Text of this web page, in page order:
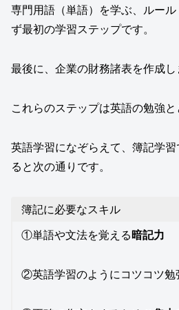
専門用語（単語）を学ぶ、ルー
ず最初の学習ステップです。
最後に、企業の財務諸表を作成し
これらのステップは英語の勉強と
英語学習になぞらえて、簿記学
ると次の通りです。
簿記に必要なスキル
①単語や文法を覚える暗記力
②英語学習のようにコツコツ勉